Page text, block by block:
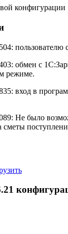
конфигурации
пользователю
обмен с
режиме.
вход в
Не было